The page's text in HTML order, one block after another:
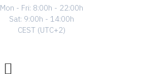
Mon - Fri: 8:00h - 22:00h
Sat: 9:00h - 14:00h
CEST (UTC+2)